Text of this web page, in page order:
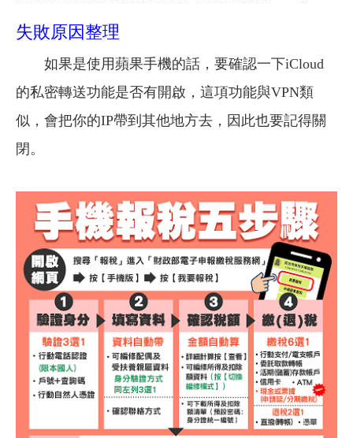
失敗原因整理
如果是使用蘋果手機的話，要確認一下iCloud
的私密轉送功能是否有開啟，這項功能與VPN類
似，會把你的IP帶到其他地方去，因此也要記得關
閉。